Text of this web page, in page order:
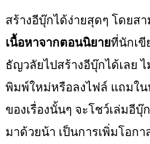
สร้างอีบุ๊กได้ง่ายสุดๆ โดยสา
เนื้อหาจากตอนนิยายที่นักเขี
ธัญวลัยไปสร้างอีบุ๊กได้เลย ไ
พิมพ์ใหม่หรือลงไฟล์ แถมใน
ของเรื่องนั้นๆ จะโชว์เล่มอีบุ๊
มาด้วยน้า เป็นการเพิ่มโอก